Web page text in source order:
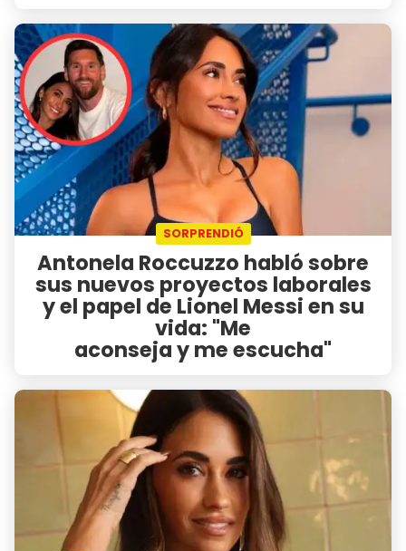
SORPRENDIÓ
Antonela Roccuzzo habló sobre
sus nuevos proyectos laborales
y el papel de Lionel Messi en su
vida: "Me
aconseja y me escucha"